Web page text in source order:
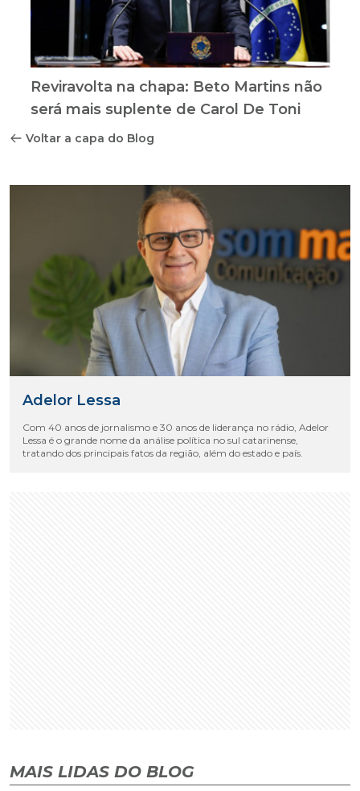
Reviravolta na chapa: Beto Martins não
será mais suplente de Carol De Toni
Voltar a capa do Blog
Adelor Lessa
Com 40 anos de jornalismo e 30 anos de liderança no rádio, Adelor
Lessa é o grande nome da análise política no sul catarinense,
tratando dos principais fatos da região, além do estado e país.
MAIS LIDAS DO BLOG